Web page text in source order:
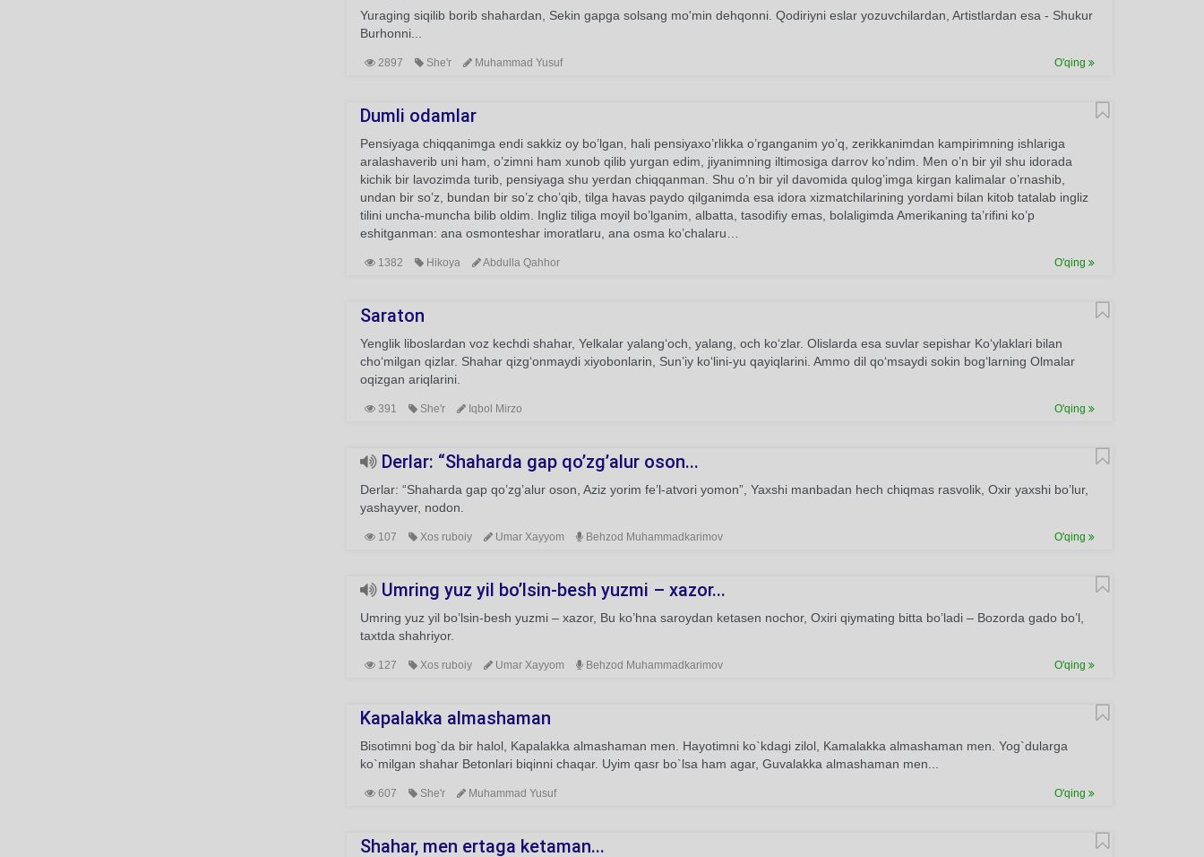
Yuraging siqilib borib shahardan, Sekin gapga solsang mo'min dehqonni. Qodiriyni eslar yozuvchilardan, Artistlardan esa - Shukur
Burhonni...
2897 She'r Muhammad Yusuf O'qing
Dumli odamlar
Pensiyaga chiqqanimga endi sakkiz oy bo’lgan, hali pensiyaxo’rlikka o’rganganim yo’q, zerikkanimdan kampirimning ishlariga
aralashaverib uni ham, o’zimni ham xunob qilib yurgan edim, jiyanimning iltimosiga darrov ko’ndim. Men o’n bir yil shu idorada
kichik bir lavozimda turib, pensiyaga shu yerdan chiqqanman. Shu o’n bir yil davomida qulog’imga kirgan kalimalar o’rnashib,
undan bir so’z, bundan bir so’z cho’qib, tilga havas paydo qilganimda esa idora xizmatchilarining yordami bilan kitob tatalab ingliz
tilini uncha-muncha bilib oldim. Ingliz tiliga moyil bo’lganim, albatta, tasodifiy emas, bolaligimda Amerikaning ta’rifini ko’p
eshitganman: ana osmonteshar imoratlaru, ana osma ko’chalaru…
1382 Hikoya Abdulla Qahhor O'qing
Saraton
Yenglik liboslardan voz kechdi shahar, Yelkalar yalang‘och, yalang, och ko‘zlar. Olislarda esa suvlar sepishar Ko‘ylaklari bilan
cho‘milgan qizlar. Shahar qizg‘onmaydi xiyobonlarin, Sun’iy ko‘lini-yu qayiqlarini. Ammo dil qo‘msaydi sokin bog‘larning Olmalar
oqizgan ariqlarini.
391 She'r Iqbol Mirzo O'qing
Derlar: “Shaharda gap qo’zg’alur oson...
Derlar: “Shaharda gap qo’zg’alur oson, Aziz yorim fe’l-atvori yomon”, Yaxshi manbadan hech chiqmas rasvolik, Oxir yaxshi bo’lur,
yashayver, nodon.
107 Xos ruboiy Umar Xayyom Behzod Muhammadkarimov O'qing
Umring yuz yil bo’lsin-besh yuzmi – xazor...
Umring yuz yil bo’lsin-besh yuzmi – xazor, Bu ko’hna saroydan ketasen nochor, Oxiri qiymating bitta bo’ladi – Bozorda gado bo’l,
taxtda shahriyor.
127 Xos ruboiy Umar Xayyom Behzod Muhammadkarimov O'qing
Kapalakka almashaman
Bisotimni bog`da bir halol, Kapalakka almashaman men. Hayotimni ko`kdagi zilol, Kamalakka almashaman men. Yog`dularga
ko`milgan shahar Betonlari biqinni chaqar. Uyim qasr bo`lsa ham agar, Guvalakka almashaman men...
607 She'r Muhammad Yusuf O'qing
Shahar, men ertaga ketaman...